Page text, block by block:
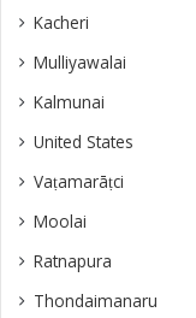
Neeraviyadi
Kandarodai
Nedunkeni
Sanguveli
Kurunegala
thellipalai
Urelu
Mallavi